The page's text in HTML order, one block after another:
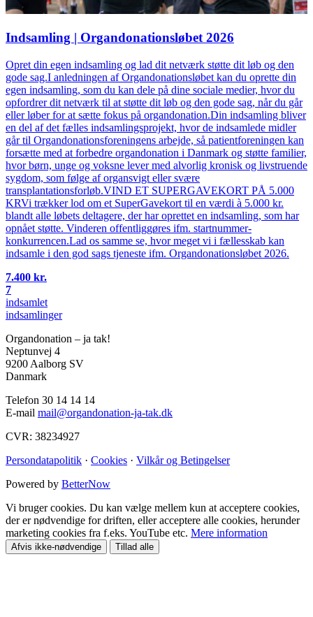
Indsamling | Organdonationsløbet 2026
Opret din egen indsamling og lad dit netværk støtte dit løb og den
gode sag.I anledningen af Organdonationsløbet kan du oprette din
egen indsamling, som du kan dele på dine sociale medier, hvor du
opfordrer dit netværk til at støtte dit løb og den gode sag, når du går
eller løber for at sætte fokus på organdonation.Din indsamling bliver
en del af det fælles indsamlingsprojekt, hvor de indsamlede midler
går til Organdonationsforeningens arbejde, så patientforeningen kan
forsætte med at forbedre organdonation i Danmark og støtte familier,
hvor børn, unge og voksne lever med alvorlig kronisk og livstruende
sygdom, som følge af organsvigt eller svære
transplantationsforløb.VIND ET SUPERGAVEKORT PÅ 5.000
KRVi trækker lod om et SuperGavekort til en værdi à 5.000 kr.
blandt alle løbets deltagere, der har oprettet en indsamling, som har
opnået støtte. Vinderen offentliggøres ifm. startnummer-
konkurrencen.Lad os samme se, hvor meget vi i fællesskab kan
indsamle i den god sags tjeneste ifm. Organdonationsløbet 2026.
7.400 kr.
7
indsamlet
indsamlinger
Organdonation – ja tak!
Neptunvej 4
9200 Aalborg SV
Danmark
Telefon 30 14 14 14
E-mail mail@organdonation-ja-tak.dk
CVR: 38234927
Persondatapolitik · Cookies · Vilkår og Betingelser
Powered by BetterNow
Vi bruger cookies. Du kan vælge mellem kun at acceptere cookies,
der er nødvendige for driften, eller acceptere alle cookies, herunder
marketing cookies fra f.eks. YouTube etc. Mere information
Afvis ikke-nødvendige Tillad alle